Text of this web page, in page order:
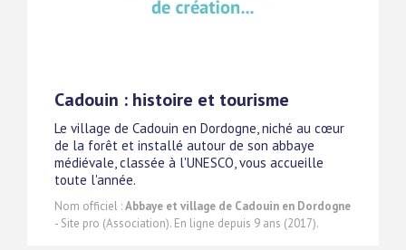
Cadouin : histoire et tourisme
Le village de Cadouin en Dordogne, niché au cœur
de la forêt et installé autour de son abbaye
médiévale, classée à l'UNESCO, vous accueille
toute l'année.
Nom officiel :Abbaye et village de Cadouin en Dordogne
- Site pro (Association). En ligne depuis 9 ans (2017).